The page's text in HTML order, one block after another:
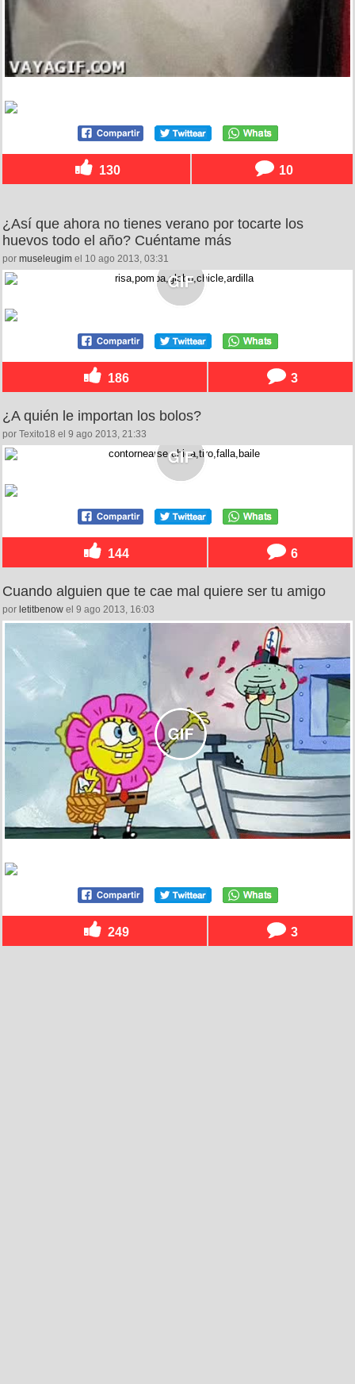
130 10
¿Así que ahora no tienes verano por tocarte los
huevos todo el año? Cuéntame más
por museleugim el 10 ago 2013, 03:31
186 3
¿A quién le importan los bolos?
por Texito18 el 9 ago 2013, 21:33
144 6
Cuando alguien que te cae mal quiere ser tu amigo
por letitbenow el 9 ago 2013, 16:03
249 3